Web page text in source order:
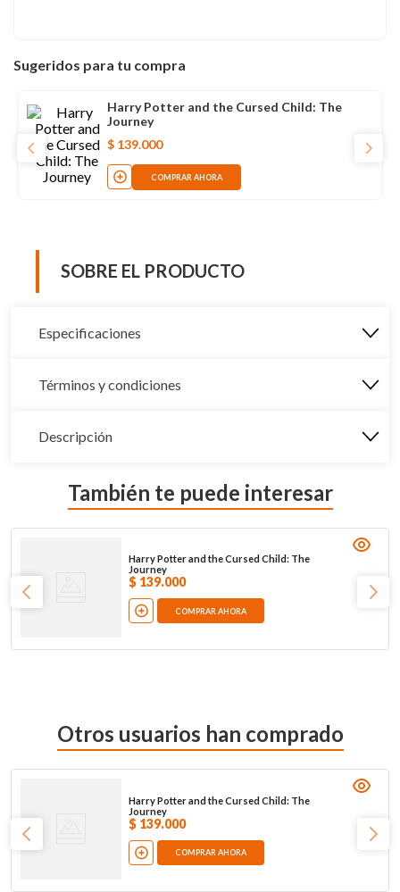
Sugeridos para tu compra
Harry Potter and the Cursed Child: The
Journey
$ 139.000
COMPRAR AHORA
SOBRE EL PRODUCTO
Especificaciones
Términos y condiciones
Descripción
También te puede interesar
Harry Potter and the Cursed Child: The
Journey
$ 139.000
COMPRAR AHORA
Otros usuarios han comprado
Harry Potter and the Cursed Child: The
Journey
$ 139.000
COMPRAR AHORA